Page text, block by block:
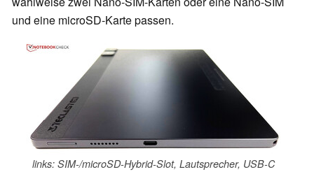
und eine microSD-Karte passen.
links: SIM-/microSD-Hybrid-Slot, Lautsprecher, USB-C